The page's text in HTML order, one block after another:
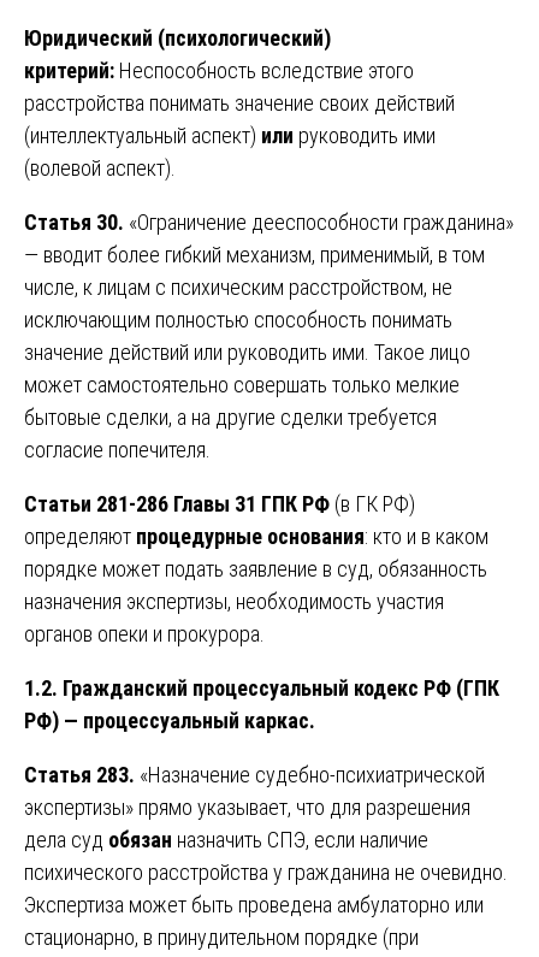
Юридический (психологический)
критерий: Неспособность вследствие этого
расстройства понимать значение своих действий
(интеллектуальный аспект) или руководить ими
(волевой аспект).
Статья 30. «Ограничение дееспособности гражданина»
— вводит более гибкий механизм, применимый, в том
числе, к лицам с психическим расстройством, не
исключающим полностью способность понимать
значение действий или руководить ими. Такое лицо
может самостоятельно совершать только мелкие
бытовые сделки, а на другие сделки требуется
согласие попечителя.
Статьи 281-286 Главы 31 ГПК РФ (в ГК РФ)
определяют процедурные основания: кто и в каком
порядке может подать заявление в суд, обязанность
назначения экспертизы, необходимость участия
органов опеки и прокурора.
1.2. Гражданский процессуальный кодекс РФ (ГПК
РФ) — процессуальный каркас.
Статья 283. «Назначение судебно-психиатрической
экспертизы» прямо указывает, что для разрешения
дела суд обязан назначить СПЭ, если наличие
психического расстройства у гражданина не очевидно.
Экспертиза может быть проведена амбулаторно или
стационарно, в принудительном порядке (при